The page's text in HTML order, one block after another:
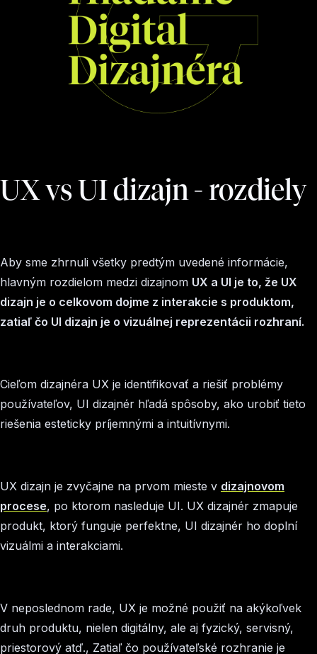
UX vs UI dizajn - rozdiely
Aby sme zhrnuli všetky predtým uvedené informácie,
hlavným rozdielom medzi dizajnom UX a UI je to, že UX
dizajn je o celkovom dojme z interakcie s produktom,
zatiaľ čo UI dizajn je o vizuálnej reprezentácii rozhraní.
Cieľom dizajnéra UX je identifikovať a riešiť problémy
používateľov, UI dizajnér hľadá spôsoby, ako urobiť tieto
riešenia esteticky príjemnými a intuitívnymi.
UX dizajn je zvyčajne na prvom mieste v dizajnovom
procese, po ktorom nasleduje UI. UX dizajnér zmapuje
produkt, ktorý funguje perfektne, UI dizajnér ho doplní
vizuálmi a interakciami.
V neposlednom rade, UX je možné použiť na akýkoľvek
druh produktu, nielen digitálny, ale aj fyzický, servisný,
priestorový atď., Zatiaľ čo používateľské rozhranie je